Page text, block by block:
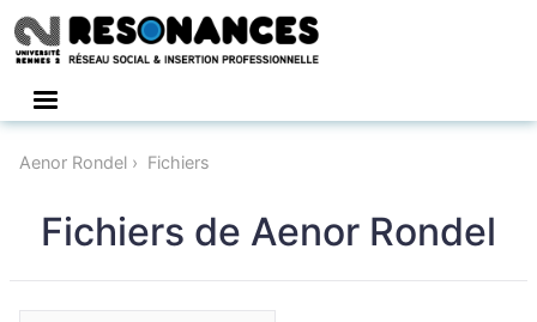
Aenor Rondel Fichiers
Fichiers de Aenor Rondel